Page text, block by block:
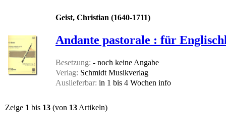
Geist, Christian (1640-1711)
Andante pastorale : für
Besetzung: - noch keine Angabe
Verlag: Schmidt Musikverlag
Auslieferbar: in 1 bis 4 Wochen info
Zeige 1 bis 13 (von 13Artikeln)